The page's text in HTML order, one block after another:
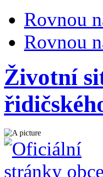
Rovnou
Rovnou
Životní